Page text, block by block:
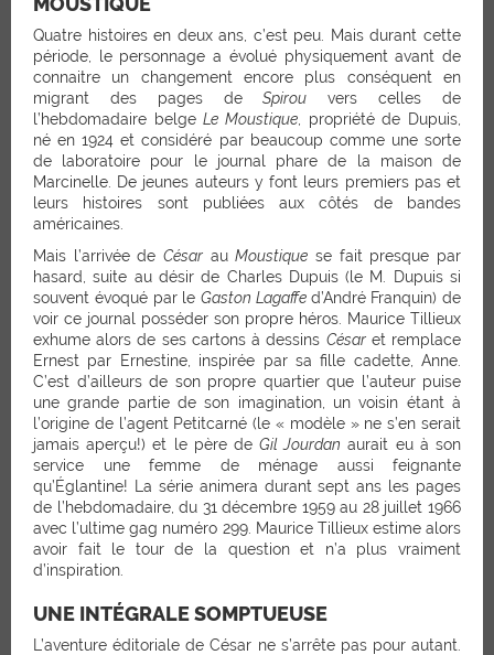
Quatre histoires en deux ans, c’est peu. Mais durant cette
période, le personnage a évolué physiquement avant de
connaitre un changement encore plus conséquent en
migrant des pages deSpirou vers celles de
l’hebdomadaire belgeLe Moustique , propriété de Dupuis,
né en 1924 et considéré par beaucoup comme une sorte
de laboratoire pour le journal phare de la maison de
Marcinelle. De jeunes auteurs y font leurs premiers pas et
leurs histoires sont publiées aux côtés de bandes
américaines.
Mais l’arrivée de César auMoustique se fait presque par
hasard, suite au désir de Charles Dupuis (le M. Dupuis si
souvent évoqué par le Gaston Lagaffe d’André Franquin) de
voir ce journal posséder son propre héros. Maurice Tillieux
exhume alors de ses cartons à dessins Césaret remplace
Ernest par Ernestine, inspirée par sa fille cadette, Anne.
C’est d’ailleurs de son propre quartier que l’auteur puise
une grande partie de son imagination, un voisin étant à
l’origine de l’agent Petitcarné (le « modèle » ne s’en serait
jamais aperçu!) et le père deGil Jourdan aurait eu à son
service une femme de ménage aussi feignante
qu’Églantine! La série animera durant sept ans les pages
de l’hebdomadaire, du 31 décembre 1959 au 28 juillet 1966
avec l’ultime gag numéro 299. Maurice Tillieux estime alors
avoir fait le tour de la question et n’a plus vraiment
d’inspiration.
UNE INTÉGRALE SOMPTUEUSE
L’aventure éditoriale de César ne s’arrête pas pour autant.